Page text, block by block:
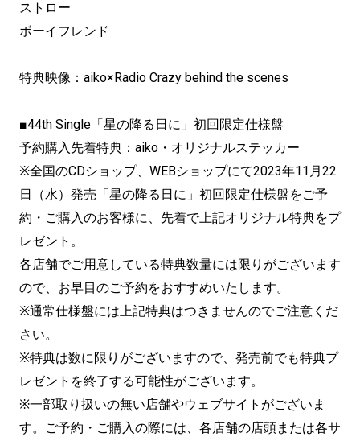
ストロー
ボーイフレンド
特典映像：aiko×Radio Crazy behind the scenes
■44th Single「星の降る日に」初回限定仕様盤
予約購入先着特典：aiko・オリジナルステッカー
※全国のCDショップ、WEBショップにて2023年11月22
日（水）発売「星の降る日に」初回限定仕様盤をご予
約・ご購入のお客様に、先着で上記オリジナル特典をプ
レゼント。
各店舗でご用意している特典数量には限りがございます
ので、お早目のご予約をおすすめいたします。
※通常仕様盤には上記特典はつきませんのでご注意くだ
さい。
※特典は数に限りがございますので、発売前でも特典プ
レゼントを終了する可能性がございます。
※一部取り扱いの無い店舗やウェブサイトがございま
す。ご予約・ご購入の際には、各店舗の店頭または各サ